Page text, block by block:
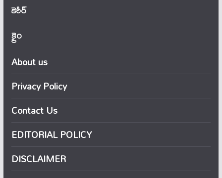
కెరీర్
క్రైం
About us
Privacy Policy
Contact Us
EDITORIAL POLICY
DISCLAIMER